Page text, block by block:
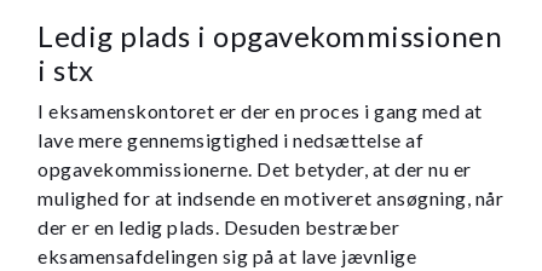
Ledig plads i opgavekommissionen
i stx
I eksamenskontoret er der en proces i gang med at
lave mere gennemsigtighed i nedsættelse af
opgavekommissionerne. Det betyder, at der nu er
mulighed for at indsende en motiveret ansøgning, når
der er en ledig plads. Desuden bestræber
eksamensafdelingen sig på at lave jævnlige